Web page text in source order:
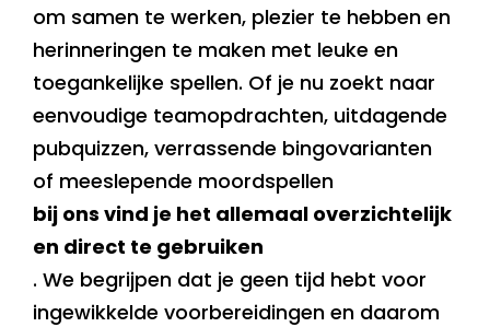
om samen te werken, plezier te hebben en
herinneringen te maken met leuke en
toegankelijke spellen. Of je nu zoekt naar
eenvoudige teamopdrachten, uitdagende
pubquizzen, verrassende bingovarianten
of meeslepende moordspellen
bij ons vind je het allemaal overzichtelijk
en direct te gebruiken
. We begrijpen dat je geen tijd hebt voor
ingewikkelde voorbereidingen en daarom